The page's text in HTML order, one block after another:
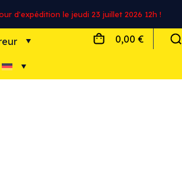
d'expédition le jeudi 23 juillet 2026 12h !
0,00 €